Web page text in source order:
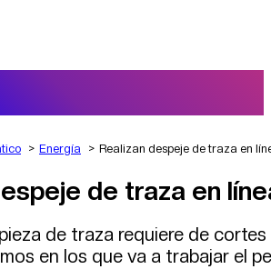
Energía Realizan despeje de traza en
de traza en
de traza requiere de
en los que va a trabajar el